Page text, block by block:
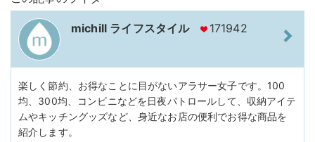
michill ライフスタイル 171942
楽しく節約、お得なことに目がないアラサー女子です。100
均、300均、コンビニなどを日夜パトロールして、収納アイテ
ムやキッチングッズなど、身近なお店の便利でお得な商品を
紹介します。